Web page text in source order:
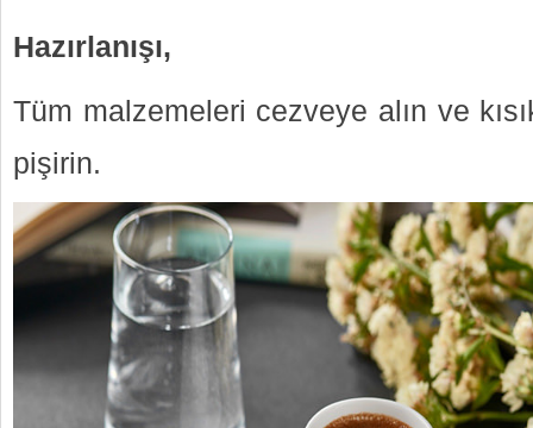
Hazırlanışı,
Tüm malzemeleri cezveye alın ve
pişirin.